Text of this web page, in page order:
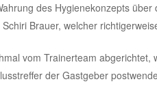
des Hygienekonzepts
Brauer, welcher
vom Trainerteam
der Gastgeber